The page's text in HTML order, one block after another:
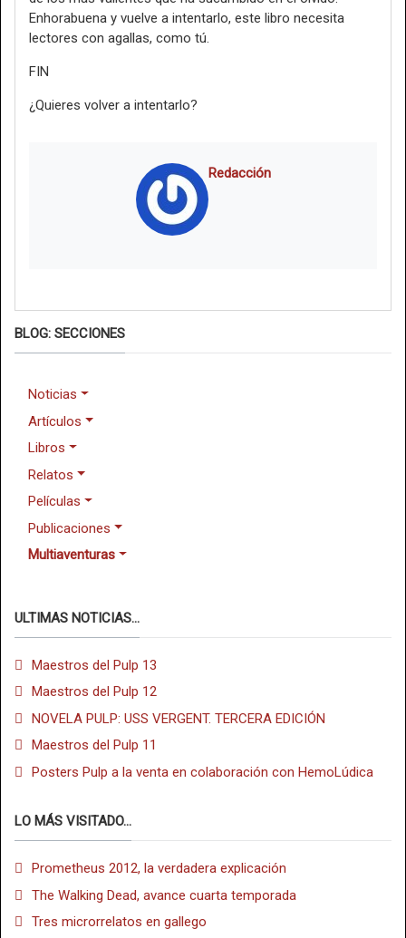
Enhorabuena y vuelve a intentarlo, este libro necesita
lectores con agallas, como tú.
FIN
¿Quieres volver a intentarlo?
Redacción
BLOG: SECCIONES
Noticias
Artículos
Libros
Relatos
Películas
Publicaciones
Multiaventuras
ULTIMAS NOTICIAS...
Maestros del Pulp 13
Maestros del Pulp 12
NOVELA PULP: USS VERGENT. TERCERA EDICIÓN
Maestros del Pulp 11
Posters Pulp a la venta en colaboración con HemoLúdica
LO MÁS VISITADO...
Prometheus 2012, la verdadera explicación
The Walking Dead, avance cuarta temporada
Tres microrrelatos en gallego